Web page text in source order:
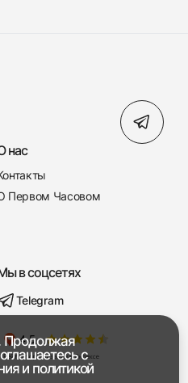
22-37
— 19:00
нас
Первом Часовом
в соцсетях
Telegram
Продолжая
с
и политикой